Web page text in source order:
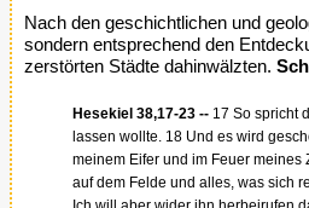
Nach den geschichtlichen und
sondern entsprechend den
zerstörten Städte dahinwälzten.
Hesekiel 38,17-23 -- 17 So spricht
lassen wollte. 18 Und es wird
meinem Eifer und im Feuer meines
auf dem Felde und alles, was sich